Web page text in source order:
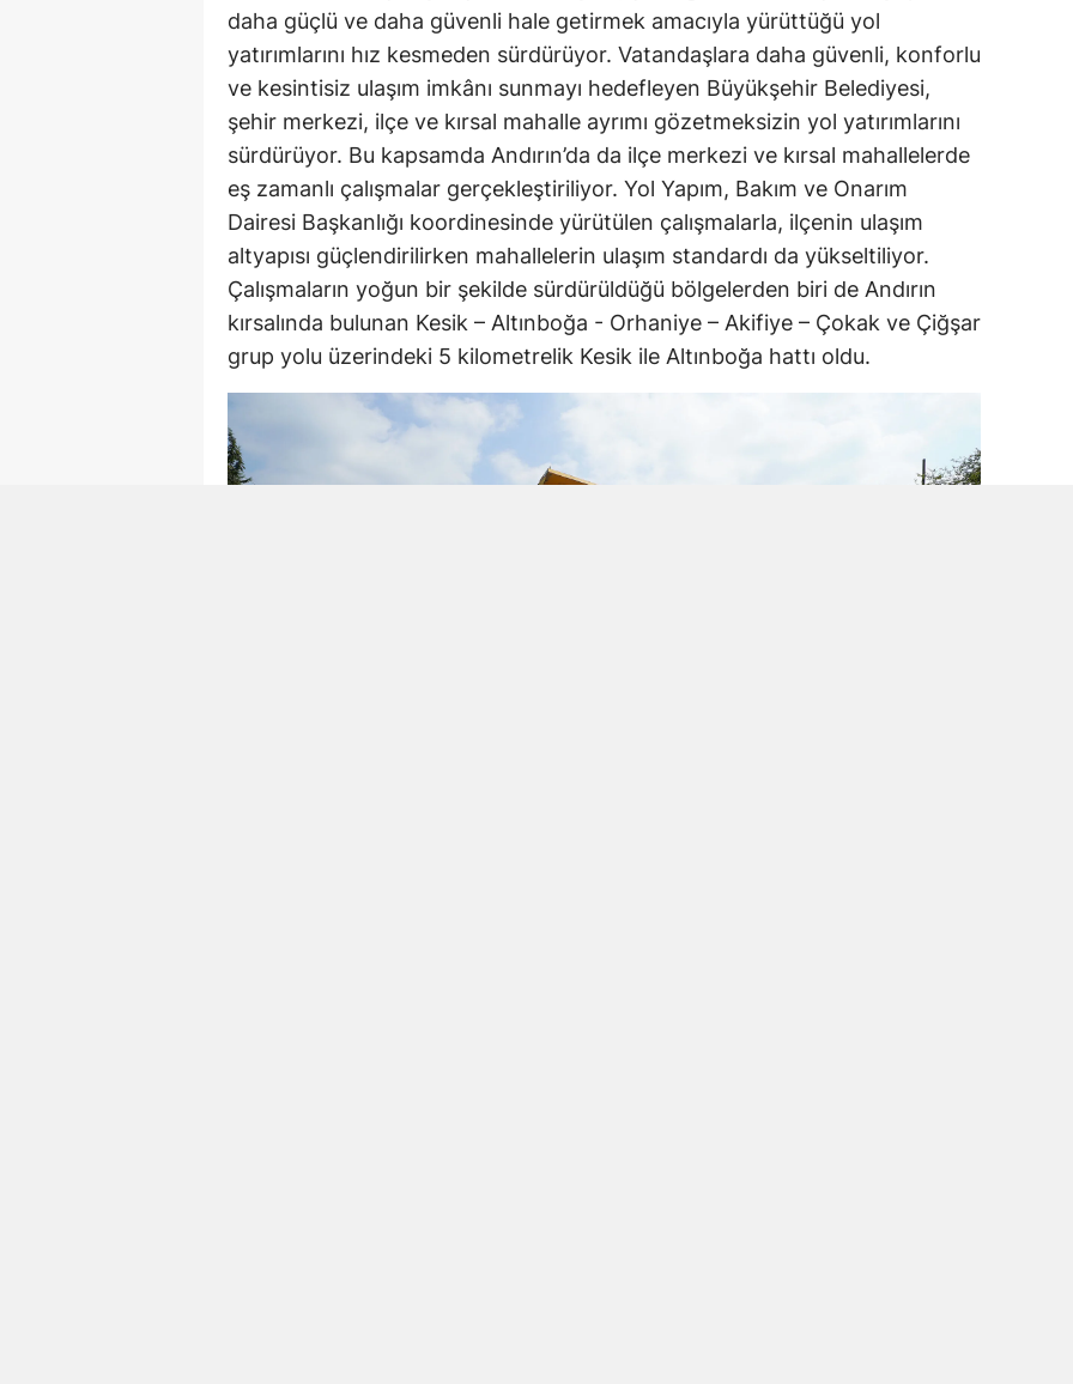
daha güçlü ve daha güvenli hale getirmek amacıyla yürüttüğü yol
yatırımlarını hız kesmeden sürdürüyor. Vatandaşlara daha güvenli, konforlu
ve kesintisiz ulaşım imkânı sunmayı hedefleyen Büyükşehir Belediyesi,
şehir merkezi, ilçe ve kırsal mahalle ayrımı gözetmeksizin yol yatırımlarını
sürdürüyor. Bu kapsamda Andırın’da da ilçe merkezi ve kırsal mahallelerde
eş zamanlı çalışmalar gerçekleştiriliyor. Yol Yapım, Bakım ve Onarım
Dairesi Başkanlığı koordinesinde yürütülen çalışmalarla, ilçenin ulaşım
altyapısı güçlendirilirken mahallelerin ulaşım standardı da yükseltiliyor.
Çalışmaların yoğun bir şekilde sürdürüldüğü bölgelerden biri de Andırın
kırsalında bulunan Kesik – Altınboğa - Orhaniye – Akifiye – Çokak ve Çiğşar
grup yolu üzerindeki 5 kilometrelik Kesik ile Altınboğa hattı oldu.